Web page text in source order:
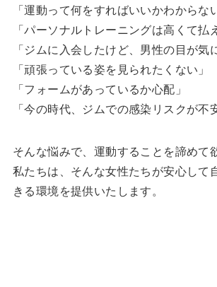
「運動って何をすればいいかわからな
「パーソナルトレーニングは高くて払
「ジムに入会したけど、男性の目が気
「頑張っている姿を見られたくない」
「フォームがあっているか心配」
「今の時代、ジムでの感染リスクが不
そんな悩みで、運動することを諦めて
私たちは、そんな女性たちが安心して
きる環境を提供いたします。